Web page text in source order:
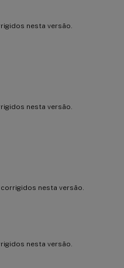
nesta versão.
nesta versão.
nesta versão.
nesta versão.